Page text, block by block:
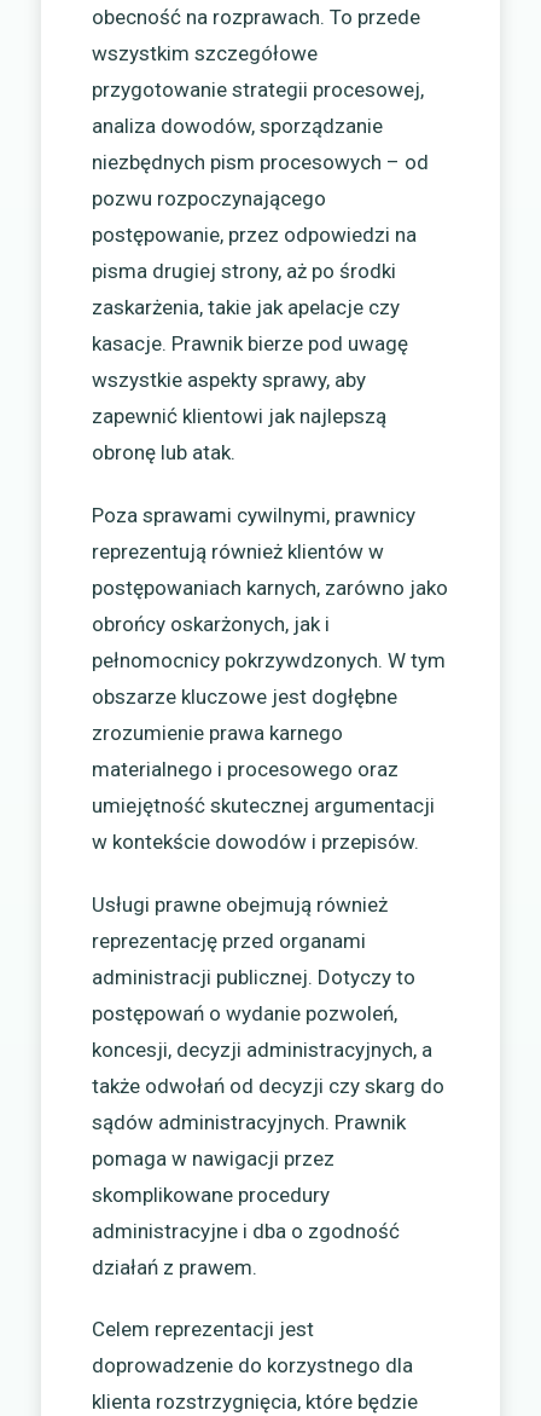
obecność na rozprawach. To przede
wszystkim szczegółowe
przygotowanie strategii procesowej,
analiza dowodów, sporządzanie
niezbędnych pism procesowych – od
pozwu rozpoczynającego
postępowanie, przez odpowiedzi na
pisma drugiej strony, aż po środki
zaskarżenia, takie jak apelacje czy
kasacje. Prawnik bierze pod uwagę
wszystkie aspekty sprawy, aby
zapewnić klientowi jak najlepszą
obronę lub atak.
Poza sprawami cywilnymi, prawnicy
reprezentują również klientów w
postępowaniach karnych, zarówno jako
obrońcy oskarżonych, jak i
pełnomocnicy pokrzywdzonych. W tym
obszarze kluczowe jest dogłębne
zrozumienie prawa karnego
materialnego i procesowego oraz
umiejętność skutecznej argumentacji
w kontekście dowodów i przepisów.
Usługi prawne obejmują również
reprezentację przed organami
administracji publicznej. Dotyczy to
postępowań o wydanie pozwoleń,
koncesji, decyzji administracyjnych, a
także odwołań od decyzji czy skarg do
sądów administracyjnych. Prawnik
pomaga w nawigacji przez
skomplikowane procedury
administracyjne i dba o zgodność
działań z prawem.
Celem reprezentacji jest
doprowadzenie do korzystnego dla
klienta rozstrzygnięcia, które będzie